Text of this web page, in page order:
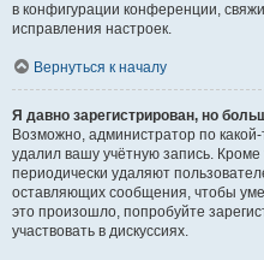
в конфигурации конференции,
исправления настроек.
Вернуться к началу
Я давно зарегистрирован, но
Возможно, администратор по
удалил вашу учётную запись.
периодически удаляют
оставляющих сообщения, чтобы
это произошло, попробуйте
участвовать в дискуссиях.